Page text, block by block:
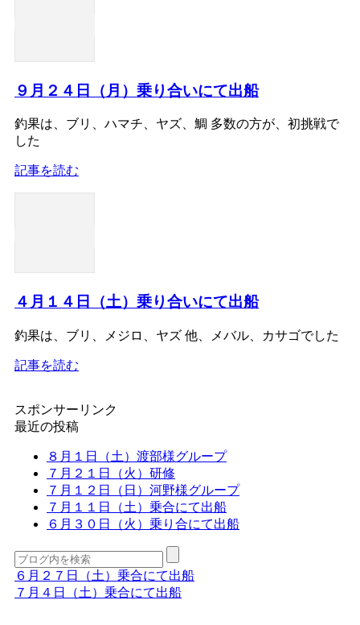
９月２４日（月）乗り合いにて出船
釣果は、ブリ、ハマチ、ヤズ、鯛 多数の方が、初挑戦で
した
記事を読む
４月１４日（土）乗り合いにて出船
釣果は、ブリ、メジロ、ヤズ 他、メバル、カサゴでした
記事を読む
スポンサーリンク
最近の投稿
８月１日（土）渡部様グループ
７月２１日（火）研修
７月１２日（日）河野様グループ
７月１１日（土）乗合にて出船
６月３０日（火）乗り合にて出船
６月２７日（土）乗合にて出船
７月４日（土）乗合にて出船